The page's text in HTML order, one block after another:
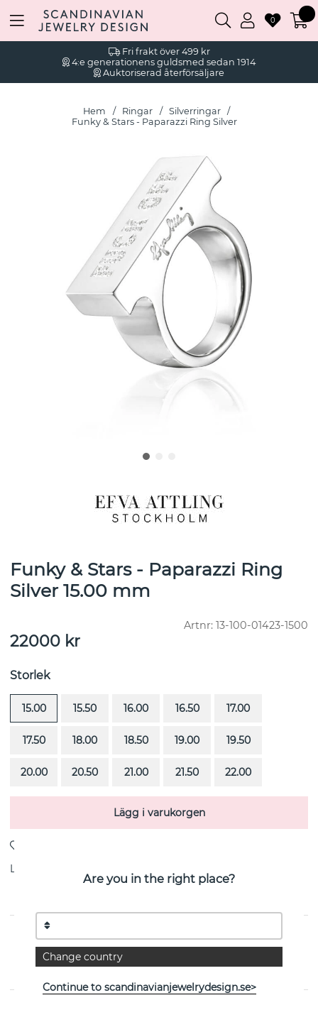
Fri frakt över 499 kr
4:e generationens guldsmed sedan 1914
Auktoriserad återförsäljare
0
Hem Ringar
Silverringar
Funky & Stars - Paparazzi Ring Silver
Funky & Stars - Paparazzi Ring
Silver 15.00 mm
Artnr: 13-100-01423-1500
22000 kr
Storlek
15.00 15.50 16.00 16.50 17.00
17.50 18.00 18.50 19.00 19.50
20.00 20.50 21.00 21.50 22.00
Lägg i varukorgen
Leverans:
PRODUKTBESKRIVNING
Funky & Stars-Paparazzi är en ring i sterlingsilver från
Are you in the right place?
Change country
Continue to scandinavianjewelrydesign.se>